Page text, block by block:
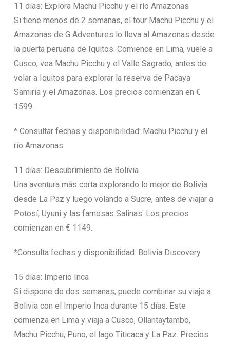
11 días: Explora Machu Picchu y el río Amazonas
Si tiene menos de 2 semanas, el tour Machu Picchu y el
Amazonas de G Adventures lo lleva al Amazonas desde
la puerta peruana de Iquitos. Comience en Lima, vuele a
Cusco, vea Machu Picchu y el Valle Sagrado, antes de
volar a Iquitos para explorar la reserva de Pacaya
Samiria y el Amazonas. Los precios comienzan en €
1599.
* Consultar fechas y disponibilidad: Machu Picchu y el
río Amazonas
11 días: Descubrimiento de Bolivia
Una aventura más corta explorando lo mejor de Bolivia
desde La Paz y luego volando a Sucre, antes de viajar a
Potosí, Uyuni y las famosas Salinas. Los precios
comienzan en € 1149.
*Consulta fechas y disponibilidad: Bolivia Discovery
15 días: Imperio Inca
Si dispone de dos semanas, puede combinar su viaje a
Bolivia con el Imperio Inca durante 15 días. Este
comienza en Lima y viaja a Cusco, Ollantaytambo,
Machu Picchu, Puno, el lago Titicaca y La Paz. Precios